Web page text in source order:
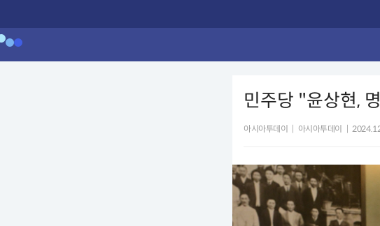
민주당 "윤상현,
아시아투데이 아시아투데이